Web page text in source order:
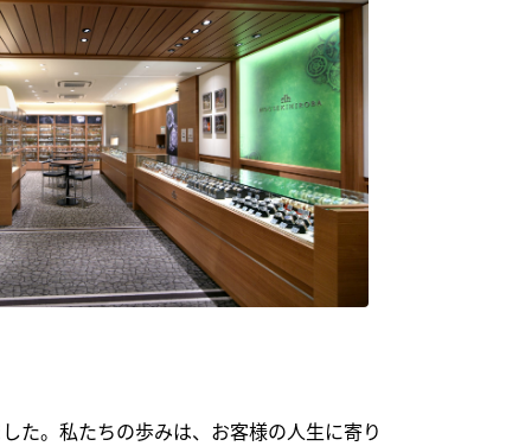
た。私たちの歩みは、お客様の人生に寄り